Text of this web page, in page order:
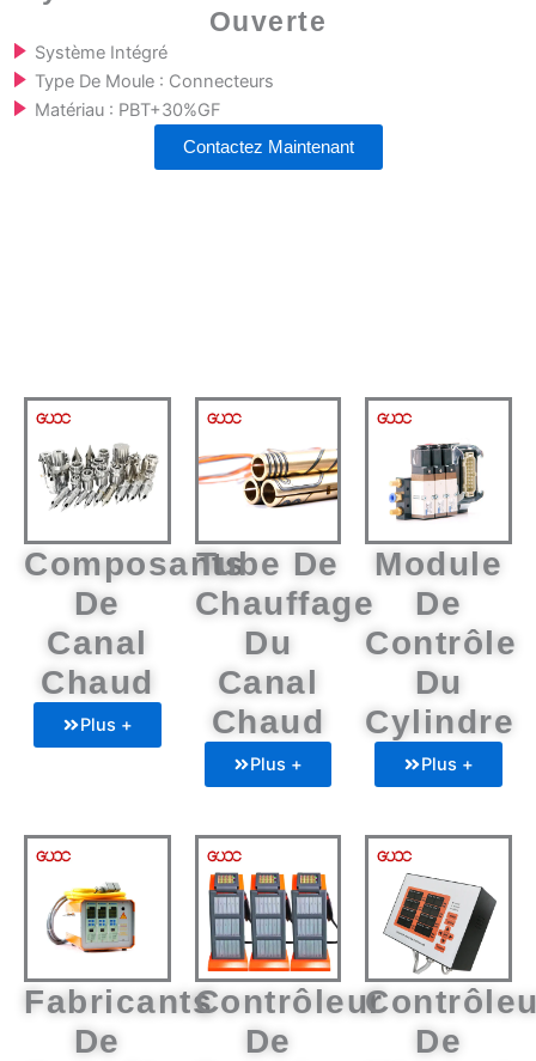
Ouverte
Système Intégré
Type De Moule : Connecteurs
Matériau : PBT+30%GF
Contactez Maintenant
Composants
De
Canal
Chaud
Plus +
Tube De
Chauffage
Du
Canal
Chaud
Plus +
Module
De
Contrôle
Du
Cylindre
Plus +
Fabricants
De
Contrôleur
De
De